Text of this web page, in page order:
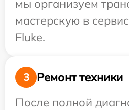
мы организуем
мастерскую в
Fluke.
3
Ремонт техники
После полной